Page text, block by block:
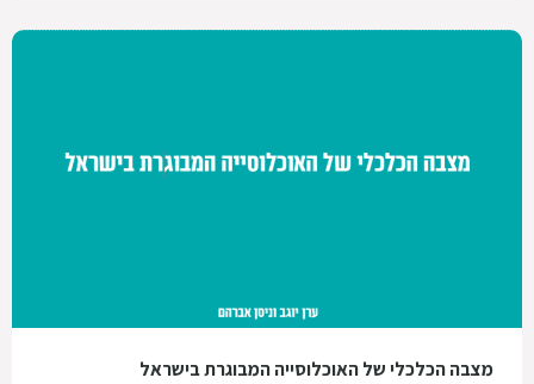
מצבה הכלכלי של האוכלוסייה המבוגרת בישראל